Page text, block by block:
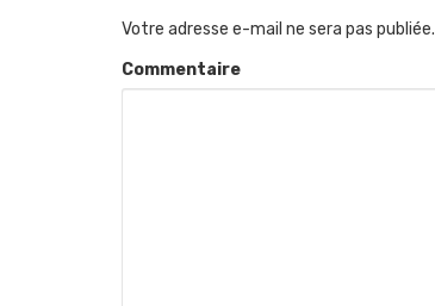
Votre adresse e-mail ne sera pas publiée.
Commentaire